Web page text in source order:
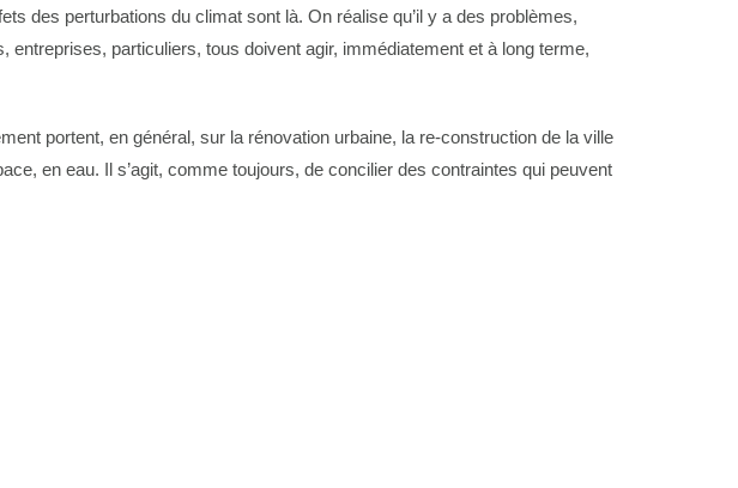
des perturbations du climat sont là. On réalise qu’il y a des problèmes,
entreprises, particuliers, tous doivent agir, immédiatement et à long terme,
portent, en général, sur la rénovation urbaine, la re-construction de la ville
en eau. Il s’agit, comme toujours, de concilier des contraintes qui peuvent